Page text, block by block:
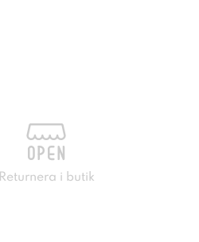
Returnera i butik